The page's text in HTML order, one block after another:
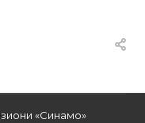
«Синамо»